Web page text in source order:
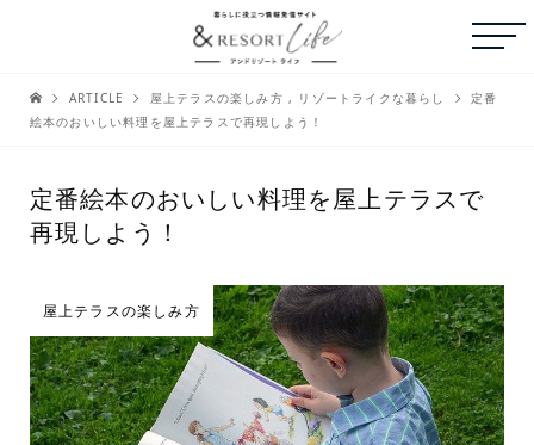
ARTICLE 屋上テラスの楽しみ方 , リゾートライクな暮らし
定番
絵本のおいしい料理を屋上テラスで再現しよう！
定番絵本のおいしい料理を屋上テラスで
再現しよう！
屋上テラスの楽しみ方